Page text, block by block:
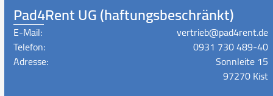
Pad4Rent UG (haftungsbeschränkt)
E-Mail:
vertrieb@pad4rent.de
Telefon:
0931 730 489-40
Adresse:
Sonnleite 15
97270 Kist